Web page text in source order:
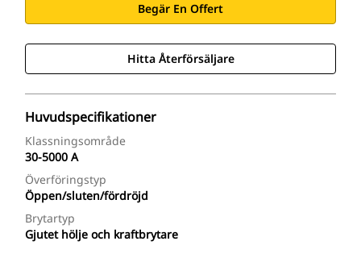
Begär En Offert
Hitta Återförsäljare
Huvudspecifikationer
Klassningsområde
30-5000 A
Överföringstyp
Öppen/sluten/fördröjd
Brytartyp
Gjutet hölje och kraftbrytare